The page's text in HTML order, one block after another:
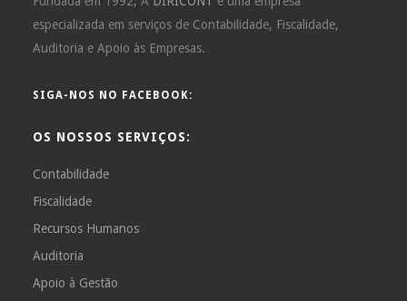
especializada em serviços de Contabilidade, Fiscalidade,
Auditoria e Apoio às Empresas.
SIGA-NOS NO FACEBOOK:
OS NOSSOS SERVIÇOS:
Contabilidade
Fiscalidade
Recursos Humanos
Auditoria
Apoio à Gestão